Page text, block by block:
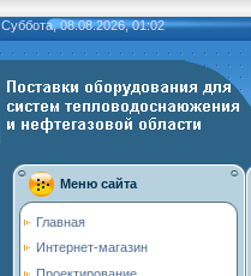
Суббота, 08.08.2026, 01:02
Меню сайта
Главная
Интернет-магазин